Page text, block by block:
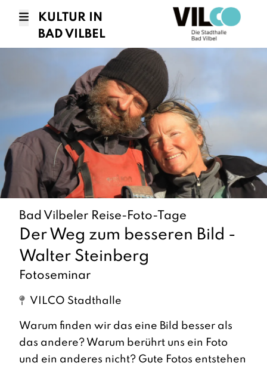
KULTUR IN
BAD VILBEL
Bad Vilbeler Reise-Foto-Tage
Der Weg zum besseren Bild -
Walter Steinberg
Fotoseminar
VILCO Stadthalle
Warum finden wir das eine Bild besser als
das andere? Warum berührt uns ein Foto
und ein anderes nicht? Gute Fotos entstehen